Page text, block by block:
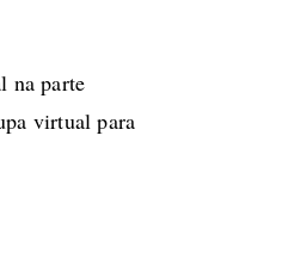
na parte
virtual para